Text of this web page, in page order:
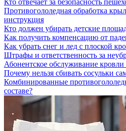
Противогололедная обработка
инструкция
Кто должен убирать детские
Как получить компенсацию от
Как убрать снег и лед с плоской
Штрафы и ответственность за
Абонентское обслуживание кровли
Почему нельзя сбивать сосульки
Комбинированные
составе?